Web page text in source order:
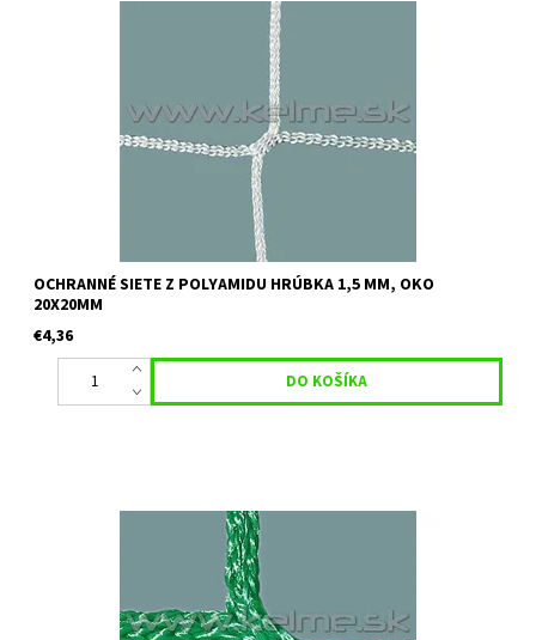
Určenie:vhodné ako ochranné siete a deliace siete na squash
kurty, golfové tréningové tunely a podobne. Farba: biela
Uvedená cena je orientačná za 1 m2 pri minimálnom odbere 30
OCHRANNÉ SIETE Z POLYAMIDU HRÚBKA 1,5 MM, OKO
20X20MM
€4,36
Určenie:ochranné siete vhodné na oplotenie viacúčelových a
tenisových ihrísk, tiež k rozdeleniu ihrísk a podobne Farba:
zelená alebo čierna Uvedená cena je orientačná za 1 m2 pri...